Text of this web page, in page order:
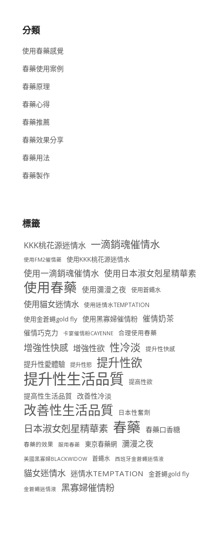
分類
使用春藥感覺
春藥使用案例
春藥原理
春藥心得
春藥推薦
春藥效果分享
春藥用法
春藥製作
標籤
KKK桃花源迷情水 一滴銷魂催情水
使用FM2催情藥 使用KKK桃花源迷情水
使用一滴銷魂催情水 使用日本淑女剋星精華素
使用春藥 使用瀰漫之夜 使用蒼蠅水
使用貓女迷情水 使用迷情水TEMPTATION
使用金蒼蠅gold fly 使用黑寡婦催情粉 催情奶茶
催情巧克力 卡宴催情粉CAYENNE 合理使用春藥
增強性快感 增強性欲 性冷淡 提升性快感
提升性愛體驗 提升性慾 提升性欲
提升性生活品質 提高性欲
提高性生活品質 改善性冷淡
改善性生活品質 日本性奮劑
日本淑女剋星精華素 春藥 春藥口香糖
春藥的效果 服用春藥 東京春藥網 瀰漫之夜
美國黑寡婦BLACKWIDOW 蒼蠅水 西班牙金蒼蠅迷情液
貓女迷情水 迷情水TEMPTATION 金蒼蠅gold fly
金蒼蠅迷情液 黑寡婦催情粉